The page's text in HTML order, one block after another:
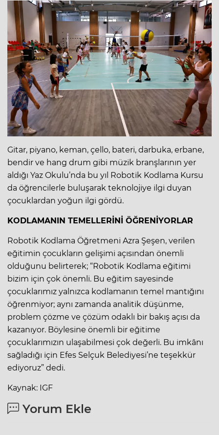
Gitar, piyano, keman, çello, bateri, darbuka, erbane,
bendir ve hang drum gibi müzik branşlarının yer
aldığı Yaz Okulu’nda bu yıl Robotik Kodlama Kursu
da öğrencilerle buluşarak teknolojiye ilgi duyan
çocuklardan yoğun ilgi gördü.
KODLAMANIN TEMELLERİNİ ÖĞRENİYORLAR
Robotik Kodlama Öğretmeni Azra Şeşen, verilen
eğitimin çocukların gelişimi açısından önemli
olduğunu belirterek; “Robotik Kodlama eğitimi
bizim için çok önemli. Bu eğitim sayesinde
çocuklarımız yalnızca kodlamanın temel mantığını
öğrenmiyor; aynı zamanda analitik düşünme,
problem çözme ve çözüm odaklı bir bakış açısı da
kazanıyor. Böylesine önemli bir eğitime
çocuklarımızın ulaşabilmesi çok değerli. Bu imkânı
sağladığı için Efes Selçuk Belediyesi’ne teşekkür
ediyoruz” dedi.
Kaynak: IGF
Yorum Ekle